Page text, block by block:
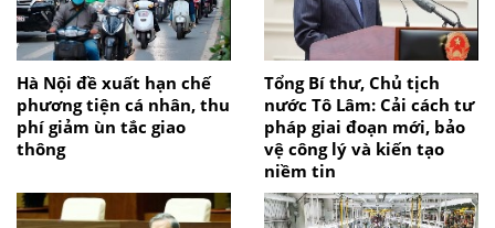
Hà Nội đề xuất hạn chế
phương tiện cá nhân, thu
phí giảm ùn tắc giao
thông
Tổng Bí thư, Chủ tịch
nước Tô Lâm: Cải cách tư
pháp giai đoạn mới, bảo
vệ công lý và kiến tạo
niềm tin